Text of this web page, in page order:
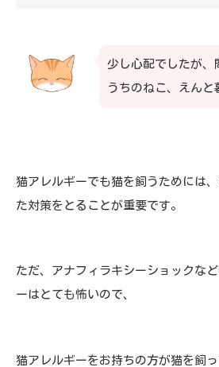
少し心配でしたが、
うちのねこ、えん
猫アレルギーでも猫を飼うためには
た対策をとることが重要です。
ただ、アナフィラキシーショックな
ーはとても怖いので、
猫アレルギーをお持ちの方が猫を飼